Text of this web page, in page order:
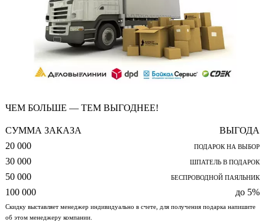
ЧЕМ БОЛЬШЕ — ТЕМ ВЫГОДНЕЕ!
СУММА ЗАКАЗА
ВЫГОДА
20 000
ПОДАРОК НА ВЫБОР
30 000 ШПАТЕЛЬ В ПОДАРОК
50 000 БЕСПРОВОДНОЙ ПАЯЛЬНИК
100 000 до 5%
Скидку выставляет менеджер индивидуально в счете, для получения подарка напишите
об этом менеджеру компании.